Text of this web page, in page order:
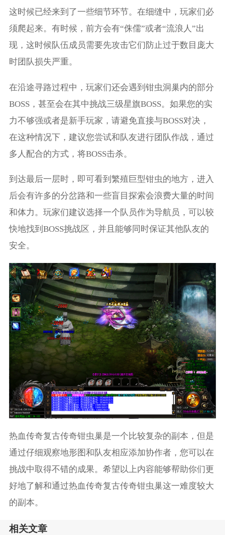
这时候已经来到了一些细节环节。在细缝中，玩家们必
须爬起来。有时候，前方会有“侏儒”或者“流浪人”出
现，这时候队伍成员需要先攻击它们防止过于数目庞大
时团队损失严重。
在沿途寻路过程中，玩家们还会遇到钳虫洞巢内的部分
BOSS，甚至会在其中挑战三级星旗BOSS。如果您的实
力不够强或者是新手玩家，请避免直接与BOSS对决，
在这种情况下，建议您尝试和队友进行团队作战，通过
多人配合的方式，将BOSS击杀。
到达最后一层时，即可看到繁殖巨型钳虫的地方，进入
后会有许多的分岔路和一些盲目探索会浪费大量的时间
和体力。玩家们建议选择一个队员作为导航员，可以较
快地找到BOSS挑战区，并且能够同时保证其他队友的
安全。
热血传奇复古传奇钳虫巢是一个比较复杂的副本，但是
通过仔细观察地形图和队友相应添加协作者，您可以在
挑战中取得不错的成果。希望以上内容能够帮助你们更
好地了解和通过热血传奇复古传奇钳虫巢这一难度较大
的副本。
相关文章